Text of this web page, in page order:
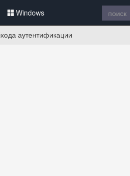
Windows
аутентификации